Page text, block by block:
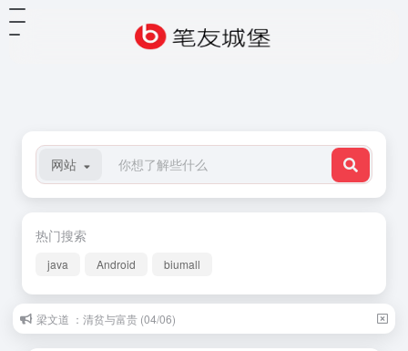
网站
热门搜索
java Android biumall
梁文道 ：清贫与富贵 (04/06)